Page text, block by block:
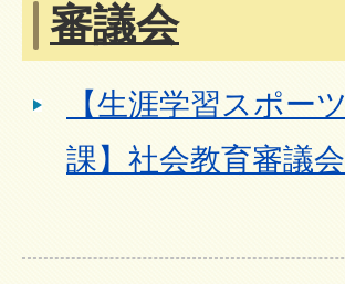
審議会
【生涯学習スポーツ
課】社会教育審議会